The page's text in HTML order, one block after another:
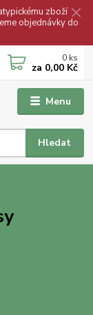
zboží
objednávky do
Menu
Hledat
0 ks
za 0,00 Kč